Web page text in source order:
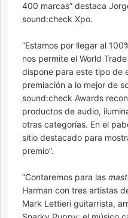
400 marcas” destaca
sound:check Xpo.
“Estamos por llegar al
nos permite el World
dispone para este tipo de
premiación a lo mejor de
sound:check Awards
productos de audio,
otras categorías. En el
sitio destacado para
premio”.
“Contaremos para las
Harman con tres artistas
Mark Lettieri guitarrista,